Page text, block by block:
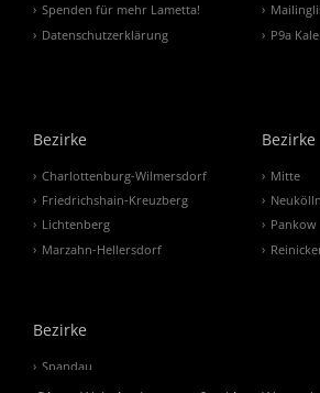
Spenden für mehr Lametta!
Datenschutzerklärung
P9a
Bezirke
Charlottenburg-Wilmersdorf
Friedrichshain-Kreuzberg
Lichtenberg
Marzahn-Hellersdorf
Bezirke
Mitte
Neukölln
Pankow
Bezirke
Spandau